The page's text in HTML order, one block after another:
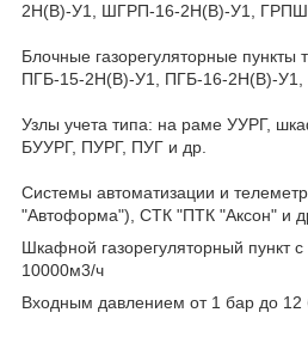
2Н(В)-У1, ШГРП-16-2Н(В)-У1, ГРПШ
Блочные газорегуляторные
ПГБ-15-2Н(В)-У1, ПГБ-16-2Н(В)-У1,
Узлы учета типа: на раме УУРГ,
БУУРГ, ПУРГ, ПУГ и др.
Системы автоматизации и
"Автоформа"), СТК "ПТК "Аксон" и
Шкафной газорегуляторный пункт
10000м3/ч
Входным давлением от 1 бар до 12